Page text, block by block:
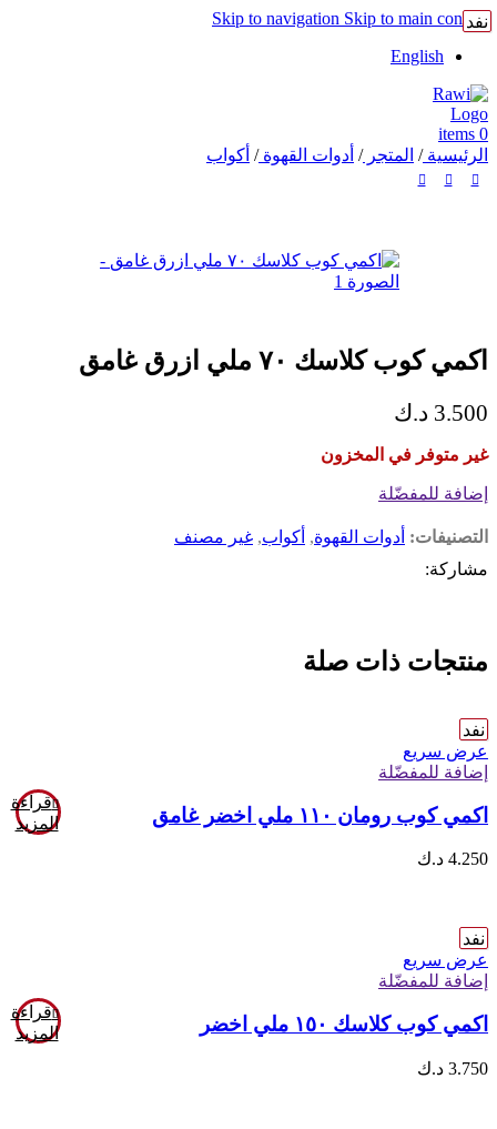
Skip to navigation Skip to main content
English
0
items
الرئيسية/ المتجر/ أدوات القهوة/ أكواب
نفد
اكمي كوب كلاسك ٧٠ ملي ازرق غامق
3.500 د.ك
غير متوفر في المخزون
إضافة للمفضّلة
التصنيفات: أدوات القهوة, أكواب, غير مصنف
مشاركة:
منتجات ذات صلة
نفد
عرض سريع
إضافة للمفضّلة
قراءة
المزيد
اكمي كوب رومان ١١٠ ملي اخضر غامق
4.250 د.ك
نفد
عرض سريع
إضافة للمفضّلة
قراءة
المزيد
اكمي كوب كلاسك ١٥٠ ملي اخضر
3.750 د.ك